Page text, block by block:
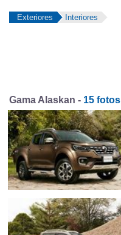
Exteriores Interiores
Gama Alaskan - 15 fotos